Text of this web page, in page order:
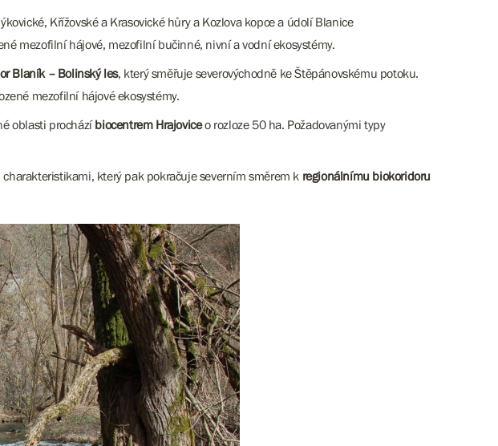
Křížovské a Krasovické hůry a Kozlova kopce a údolí Blanice
mezofilní hájové, mezofilní bučinné, nivní a vodní ekosystémy.
Blaník – Bolinský les, který směřuje severovýchodně ke Štěpánovskému potoku.
mezofilní hájové ekosystémy.
oblasti procházíbiocentrem Hrajoviceo rozloze 50 ha. Požadovanými typy
který pak pokračuje severním směrem k regionálnímu biokoridoru